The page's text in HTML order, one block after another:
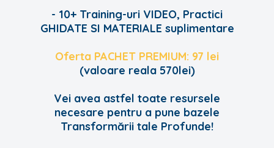
- 10+ Training-uri VIDEO, Practici
GHIDATE SI MATERIALE suplimentare
Oferta PACHET PREMIUM: 97 lei
(valoare reala 570lei)
Vei avea astfel toate resursele
necesare pentru a pune bazele
Transformării tale Profunde!